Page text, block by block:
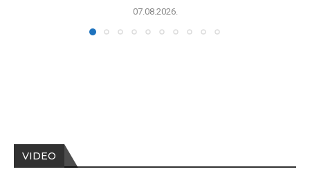
07.08.2026.
VIDEO